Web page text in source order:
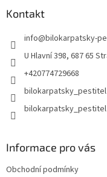
Kontakt
info@bilokarpatsky-
U Hlavní 398, 687 65
+420774729668
bilokarpatsky_pestitel
Informace pro vás
Obchodní podmínky